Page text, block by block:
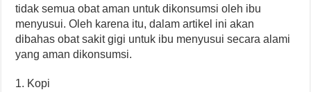
tidak semua obat aman untuk dikonsumsi oleh ibu
menyusui. Oleh karena itu, dalam artikel ini akan
dibahas obat sakit gigi untuk ibu menyusui secara alami
yang aman dikonsumsi.
1. Kopi